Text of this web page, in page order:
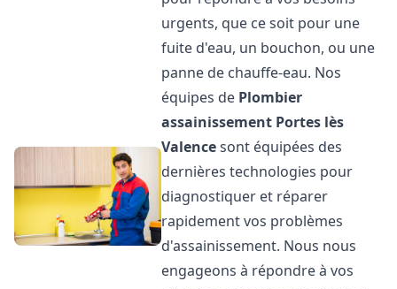
urgents, que ce soit pour une
fuite d'eau, un bouchon, ou une
panne de chauffe-eau. Nos
équipes de Plombier
assainissement Portes lès
Valencesont équipées des
dernières technologies pour
diagnostiquer et réparer
rapidement vos problèmes
d'assainissement. Nous nous
engageons à répondre à vos